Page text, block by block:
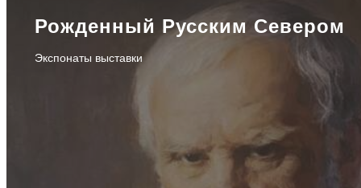
Рожденный Русским Севером
Экспонаты выставки